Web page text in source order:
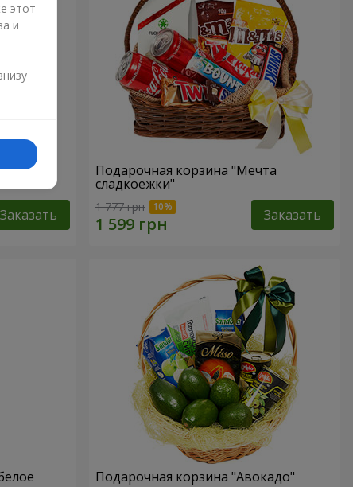
Заказать
Подарочная корзина "Мечта
сладкоежки"
1 777 грн Заказать
Подарочная корзина "Авокадо"
этот
и